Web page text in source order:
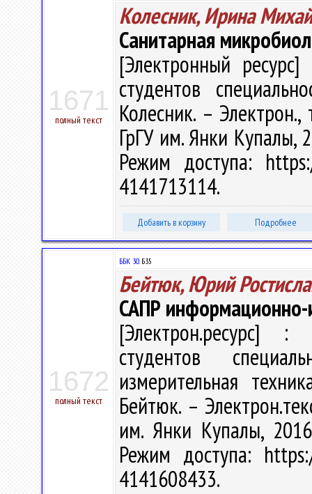
1671
полный текст
Колесник, Ирина
Санитарная
[Электронный
студентов
Колесник. –
ГрГУ им. Янки Купалы,
Режим доступа:
4141713114.
Добавить в корзину Подробнее
1672
полный текст
ББК 30.Б35
Бейтюк, Юрий
САПР информационно-
[Электрон.ресурс] :
студентов
измерительная
Бейтюк. –
им. Янки Купалы,
Режим доступа:
4141608433.